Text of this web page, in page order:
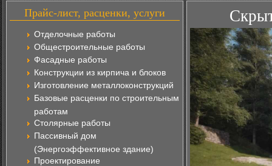
Прайс-лист, расценки, услуги
Отделочные работы
Общестроительные работы
Фасадные работы
Конструкции из кирпича и блоков
Изготовление металлоконструкций
Базовые расценки по строительным
работам
Столярные работы
Пассивный дом
(Энергоэффективное здание)
Проектирование